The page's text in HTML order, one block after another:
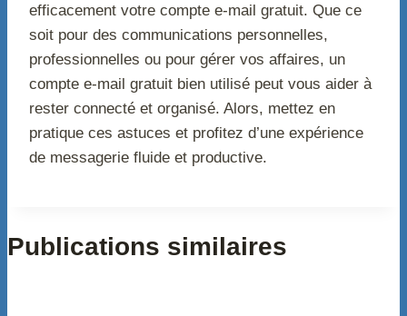
efficacement votre compte e-mail gratuit. Que ce
soit pour des communications personnelles,
professionnelles ou pour gérer vos affaires, un
compte e-mail gratuit bien utilisé peut vous aider à
rester connecté et organisé. Alors, mettez en
pratique ces astuces et profitez d’une expérience
de messagerie fluide et productive.
Publications similaires